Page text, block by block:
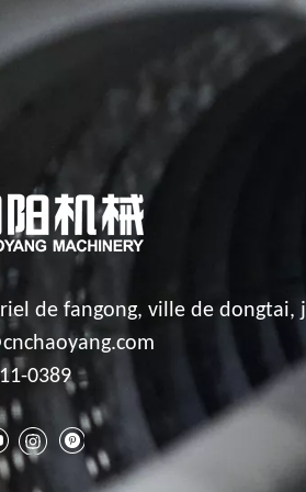
de fangong, ville de dongtai,
0389